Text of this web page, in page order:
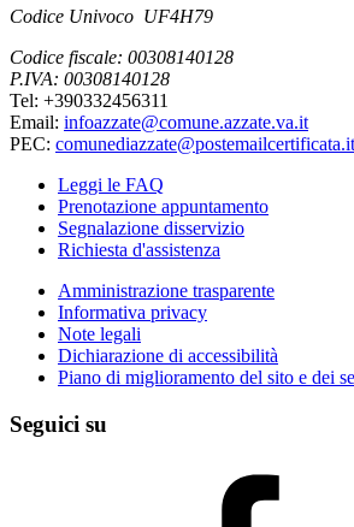
Codice Univoco UF4H79
Codice fiscale: 00308140128
P.IVA: 00308140128
Tel: +390332456311
Email: infoazzate@comune.azzate.va.it
PEC: comunediazzate@postemailcertificata.it
Leggi le FAQ
Prenotazione appuntamento
Segnalazione disservizio
Richiesta d'assistenza
Amministrazione trasparente
Informativa privacy
Note legali
Dichiarazione di accessibilità
Piano di miglioramento del sito e dei
Seguici su